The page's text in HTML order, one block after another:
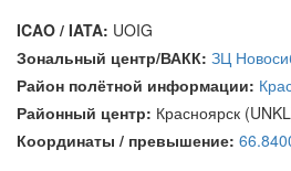
ICAO / IATA: UOIG
Зональный центр/ВАКК: ЗЦ
Район полётной информации:
Районный центр: Красноярск
Координаты / превышение: